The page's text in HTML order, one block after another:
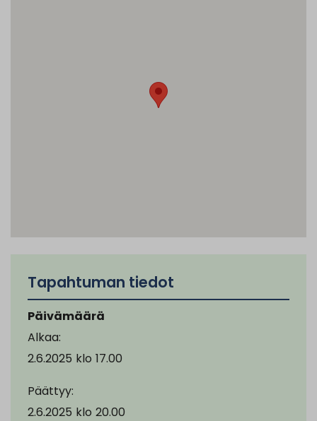
Tapahtuman tiedot
Päivämäärä
Alkaa:
2.6.2025 klo 17.00
Päättyy:
2.6.2025 klo 20.00